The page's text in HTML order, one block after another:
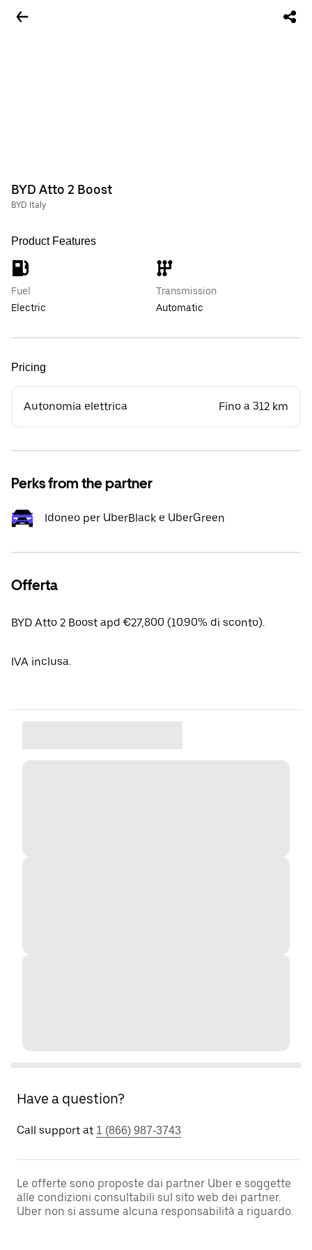
BYD Atto 2 Boost
BYD Italy
Product Features
Fuel
Electric
Transmission
Automatic
Pricing
Autonomia elettrica Fino a 312 km
Perks from the partner
Idoneo per UberBlack e UberGreen
Offerta
BYD Atto 2 Boost apd €27,800 (10.90% di sconto).
IVA inclusa.
Have a question?
Call support at 1 (866) 987-3743
Le offerte sono proposte dai partner Uber e soggette
alle condizioni consultabili sul sito web dei partner.
Uber non si assume alcuna responsabilità a riguardo.